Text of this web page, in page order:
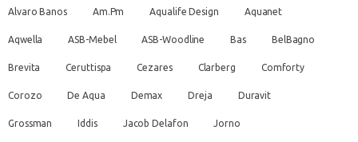
Alvaro Banos Am.Pm Aqualife Design Aquanet
Aqwella ASB-Mebel ASB-Woodline Bas BelBagno
Brevita Ceruttispa Cezares Clarberg Comforty
Corozo De Aqua Demax Dreja Duravit
Grossman Iddis Jacob Delafon Jorno